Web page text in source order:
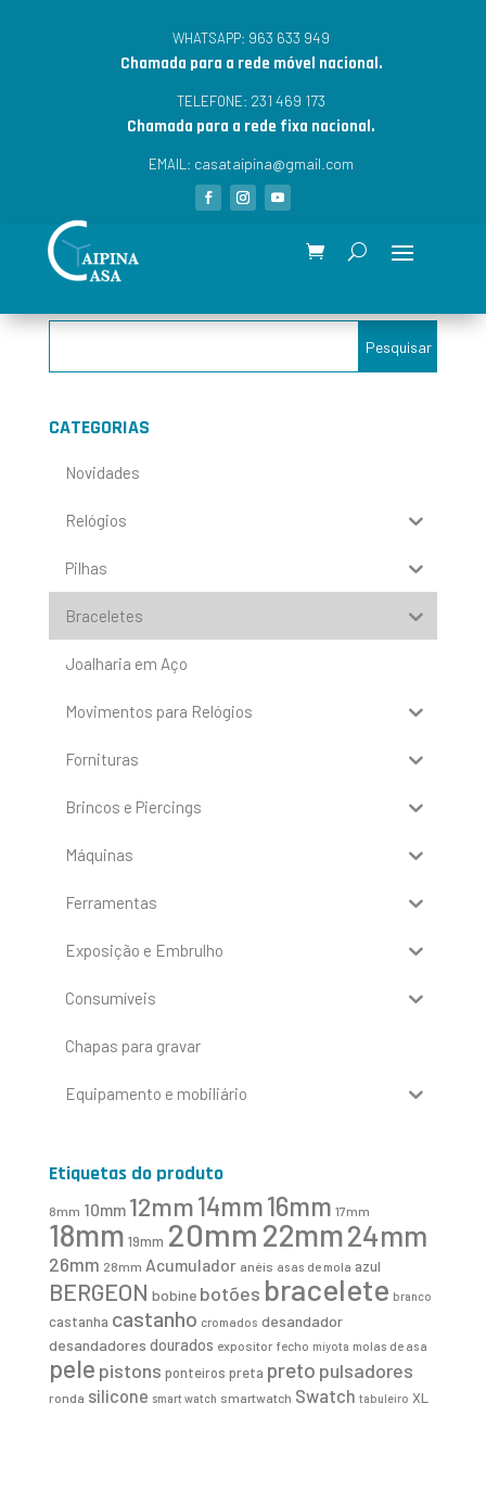
WHATSAPP: 963 633 949
Chamada para a rede móvel nacional.
TELEFONE: 231 469 173
Chamada para a rede fixa nacional.
EMAIL: casataipina@gmail.com
CATEGORIAS
Novidades
Relógios
Pilhas
Braceletes
Joalharia em Aço
Movimentos para Relógios
Fornituras
Brincos e Piercings
Máquinas
Ferramentas
Exposição e Embrulho
Consumíveis
Chapas para gravar
Equipamento e mobiliário
Etiquetas do produto
8mm 10mm 12mm14mm16mm 17mm
18mm 19mm 20mm 22mm24mm
26mm 28mm Acumulador anéis asas de mola azul
BERGEON bobine botões bracelete branco
castanha castanho cromados desandador
desandadores dourados expositor fecho miyota molas de asa
pele pistons ponteiros preta preto pulsadores
ronda silicone smart watch smartwatch Swatch tabuleiro XL